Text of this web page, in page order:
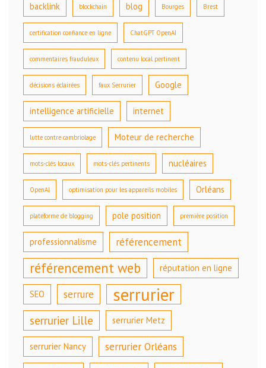
backlink blockchain blog Bourges Brest
certification confiance en ligne ChatGPT OpenAI
commentaires frauduleux contenu local pertinent
décisions éclairées faux Serrurier Google
intelligence artificielle internet
lutte contre cambriolage Moteur de recherche
mots-clés locaux mots-clés pertinents nucléaires
OpenAI optimisation pour les appareils mobiles Orléans
plateforme de blogging pole position première position
professionnalisme référencement
référencement web réputation en ligne
SEO serrure serrurier
serrurier Lille serrurier Metz
serrurier Nancy serrurier Orléans